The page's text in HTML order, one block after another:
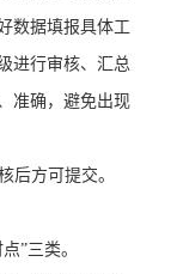
数据填报具体工
进行审核、汇总
准确，避免出现
后方可提交。
点”三类。